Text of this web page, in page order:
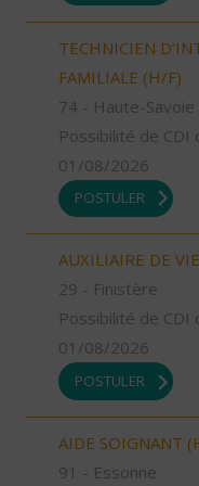
TECHNICIEN
FAMILIALE (H/F)
74 - Haute-Savoie
Possibilité de CDI
01/08/2026
POSTULER
AUXILIAIRE DE
29 - Finistère
Possibilité de CDI
01/08/2026
POSTULER
AIDE SOIGNANT
91 - Essonne